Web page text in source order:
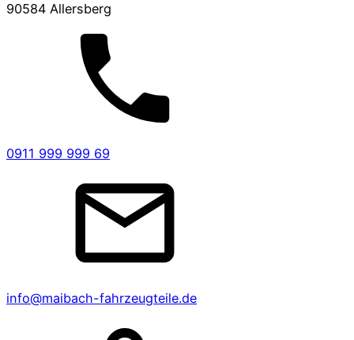
90584 Allersberg
0911 999 999 69
info@maibach-fahrzeugteile.de